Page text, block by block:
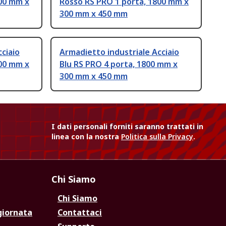
300 mm x 450 mm
mm x
Armadietto industriale Acciaio
Blu RS PRO 4 porta, 1800 mm x
300 mm x 450 mm
I dati personali forniti saranno trattati in
linea con la nostraPolitica sulla Privacy.
Chi Siamo
Chi Siamo
Contattaci